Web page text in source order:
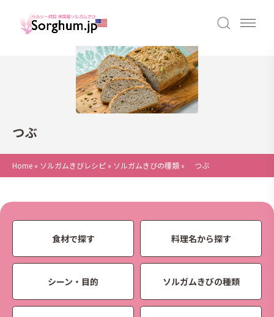
つぶ
Home » ソルガムきびレシピ » ソルガムきびの種類 » つぶ
食材で探す 料理名から探す
シーン・目的 ソルガムきびの種類